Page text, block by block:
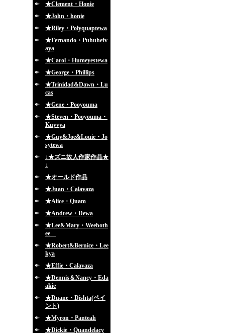
★Clement・Honie
★John・honie
★Riley・Polyquaptewa
★Fernando・Puhuhefv
aya
★Carol・Humeyestewa
★George・Phillips
★Trinidad&Dawn・Lu
cas
★Gene・Pooyouma
★Steven・Pooyouma・
Kuyvya
★Guy&Joe&Louie・Jo
sytewa
↓★ズニ故人作家作品★
↓
★オールド作品
★Juan・Calavaza
★Alice・Quam
★Andrew・Dewa
★Lee&Mary・Weeboth
ee
★Robert&Bernice・Lee
kya
★Effie・Calavaza
★Dennis＆Nancy・Eda
akie
★Duane・Dishta(ペイ
ント)
★Myron・Panteah
★Dickie・Quandelacy